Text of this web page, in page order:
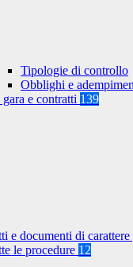
Tipologie di controllo
Obblighi e
e contratti 139
e documenti di
le procedure 12